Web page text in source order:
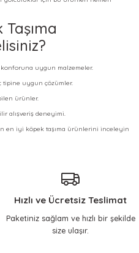
konforuna uygun malzemeler.
tipine uygun çözümler.
ürünler.
alışveriş deneyimi.
en iyi köpek taşıma ürünlerini inceleyin
Hızlı ve Ücretsiz Teslimat
Paketiniz sağlam ve hızlı bir şekilde
size ulaşır.